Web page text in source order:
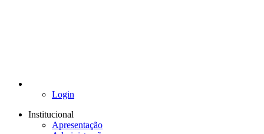
Login
Institucional
Apresentação